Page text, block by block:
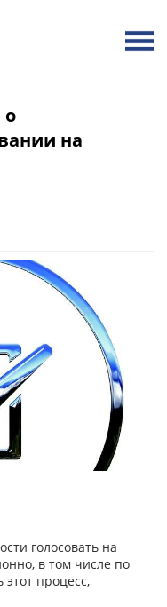
о
на
голосовать на
в том числе по
процесс,